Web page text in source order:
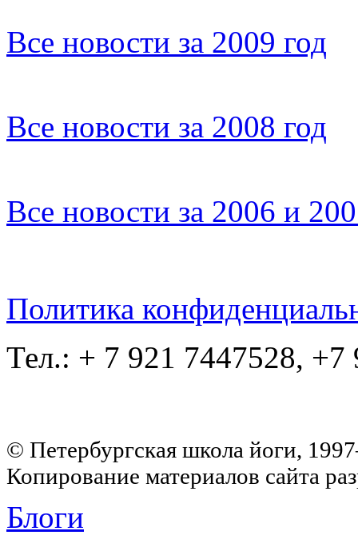
Все новости за 2009 год
Все новости за 2008 год
Все новости за 2006 и
Политика
Тел.: + 7 921 7447528, +7
© Петербургская школа йоги,
Копирование материалов сайта
Блоги